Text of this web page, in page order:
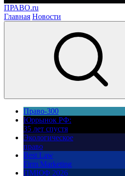
ПРАВО.ru
Главная Новости
Право-300
Юррынок РФ:
35 лет спустя
Экологическое
право
Best Law
Firm Marketing
ПМЮФ 2026